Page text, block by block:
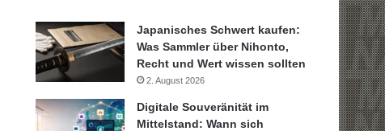
Japanisches Schwert kaufen:
Was Sammler über Nihonto,
Recht und Wert wissen sollten
2. August 2026
Digitale Souveränität im
Mittelstand: Wann sich